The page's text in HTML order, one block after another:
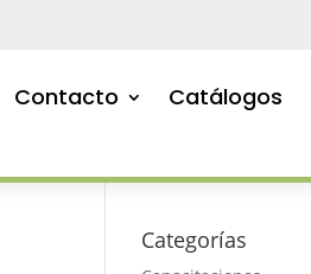
Contacto Catálogos
Categorías